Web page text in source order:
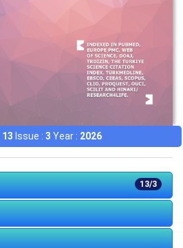
13 Issue : 3 Year : 2026
13/3